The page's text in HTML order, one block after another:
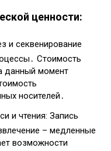
ценности:
и секвенирование
Стоимость
данный момент
носителей․
и чтения: Запись
– медленные
возможности